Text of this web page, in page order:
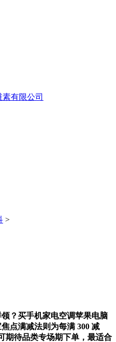
>
？买手机家电空调苹果电脑
点满减法则为每满 300 减
期待品类专场期下单，最适合